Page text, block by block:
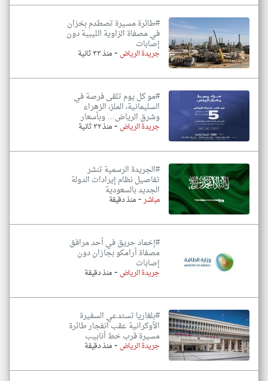
#طائرة مسيرة تصطدم بخزان
في مصفاة الزاوية الليبية دون
إصابات
جريدة الرياض -منذ ٣٣ ثانية
#مو كل يوم تلقى فرصة في
السليمانية، الملز، الزهراء
وشرق الرياض… وبأسعار
جريدة الرياض-منذ ٣٢ ثانية
#الجريدة الرسمية تنشر
تفاصيل نظام إيرادات الدولة
الجديد بالسعودية
مباشر-منذ دقيقة
#إخماد حريق في أحد مرافق
مصفاة أرامكو بجازان دون
إصابات
جريدة الرياض -منذ دقيقة
#بلغاريا تستدعي السفيرة
الأوكرانية عقب انفجار طائرة
مسيرة قرب خط أنابيب
جريدة الرياض -منذ دقيقة